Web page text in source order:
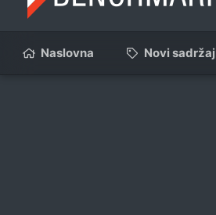
Naslovna Novi sadržaj